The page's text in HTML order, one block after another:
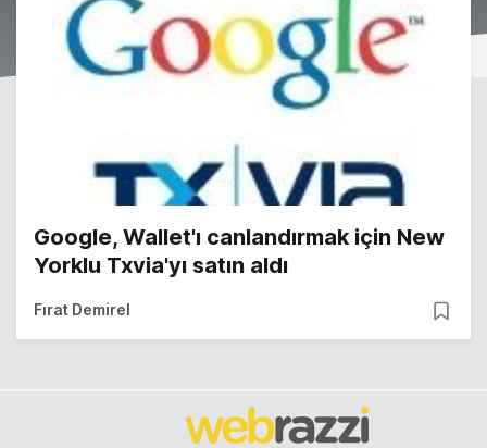
Google, Wallet'ı canlandırmak için New
Yorklu Txvia'yı satın aldı
Fırat Demirel